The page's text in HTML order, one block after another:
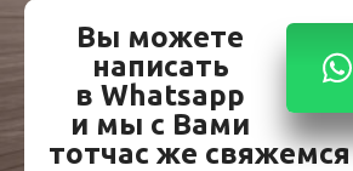
Вы можете
написать
в Whatsapp
и мы с Вами
тотчас же свяжемся